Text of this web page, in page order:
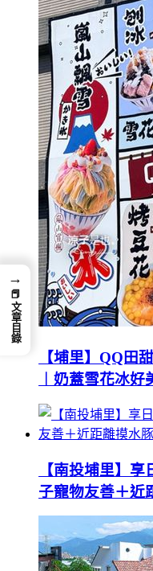
【埔里】QQ田
︱奶蓋雪花冰
【南投埔里】
子寵物友善＋近
→
📕 文章目錄